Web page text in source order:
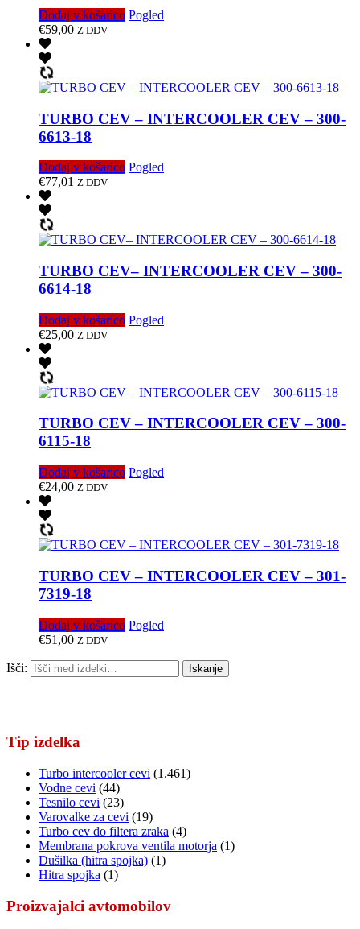
Dodaj v košarico Pogled
€59,00 Z DDV
TURBO CEV – INTERCOOLER CEV – 300-
6613-18
Dodaj v košarico Pogled
€77,01 Z DDV
TURBO CEV– INTERCOOLER CEV – 300-
6614-18
Dodaj v košarico Pogled
€25,00 Z DDV
TURBO CEV – INTERCOOLER CEV – 300-
6115-18
Dodaj v košarico Pogled
€24,00 Z DDV
TURBO CEV – INTERCOOLER CEV – 301-
7319-18
Dodaj v košarico Pogled
€51,00 Z DDV
Išči: Iskanje
Tip izdelka
Turbo intercooler cevi (1.461)
Vodne cevi (44)
Tesnilo cevi (23)
Varovalke za cevi (19)
Turbo cev do filtera zraka (4)
Membrana pokrova ventila motorja (1)
Dušilka (hitra spojka) (1)
Hitra spojka (1)
Proizvajalci avtomobilov